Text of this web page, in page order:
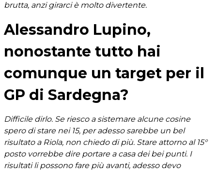
brutta, anzi girarci è molto divertente.
Alessandro Lupino,
nonostante tutto hai
comunque un target per il
GP di Sardegna?
Difficile dirlo. Se riesco a sistemare alcune cosine
spero di stare nei 15, per adesso sarebbe un bel
risultato a Riola, non chiedo di più. Stare attorno al 15°
posto vorrebbe dire portare a casa dei bei punti. I
risultati li possono fare più avanti, adesso devo